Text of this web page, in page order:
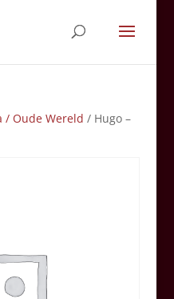
/ Oude Wereld / Hugo –